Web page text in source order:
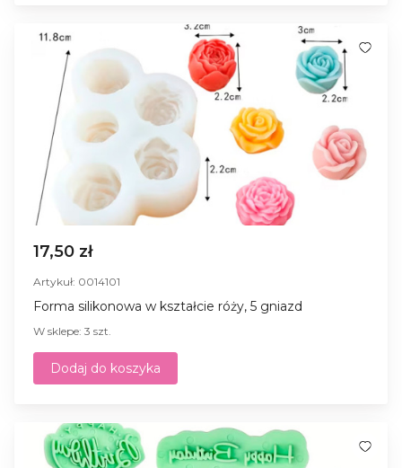
17,50 zł
Artykuł: 0014101
Forma silikonowa w kształcie róży, 5 gniazd
W sklepe: 3 szt.
Dodaj do koszyka